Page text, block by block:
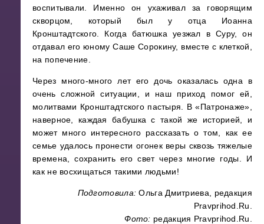
воспитывали. Именно он ухаживал за говорящим
скворцом, который был у отца Иоанна
Кронштадтского. Когда батюшка уезжал в Суру, он
отдавал его юному Саше Сорокину, вместе с клеткой,
на попечение.
Через много-много лет его дочь оказалась одна в
очень сложной ситуации, и наш приход помог ей,
молитвами Кронштадтского пастыря. В «Патронаже»,
наверное, каждая бабушка с такой же историей, и
может много интересного рассказать о том, как ее
семье удалось пронести огонек веры сквозь тяжелые
времена, сохранить его свет через многие годы. И
как не восхищаться такими людьми!
Подготовила:Ольга Дмитриева, редакция
Pravprihod.Ru.
Фото: редакция Pravprihod.Ru.